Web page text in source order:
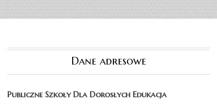
Dane adresowe
Publiczne Szkoły Dla Dorosłych Edukacja